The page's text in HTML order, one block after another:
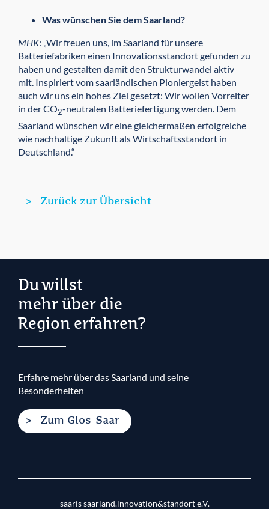
Was wünschen Sie dem Saarland?
MHK: „Wir freuen uns, im Saarland für unsere
Batteriefabriken einen Innovationsstandort gefunden zu
haben und gestalten damit den Strukturwandel aktiv
mit. Inspiriert vom saarländischen Pioniergeist haben
auch wir uns ein hohes Ziel gesetzt: Wir wollen Vorreiter
in der CO2-neutralen Batteriefertigung werden. Dem
Saarland wünschen wir eine gleichermaßen erfolgreiche
wie nachhaltige Zukunft als Wirtschaftsstandort in
Deutschland.“
Zurück zur Übersicht
Du willst
mehr über die
Region erfahren?
Erfahre mehr über das Saarland und seine
Besonderheiten
Zum Glos-Saar
saaris saarland.innovation&standort e.V.